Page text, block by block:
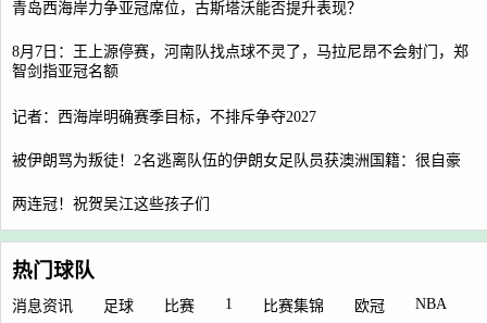
青岛西海岸力争亚冠席位，古斯塔沃能否提升表现？
8月7日：王上源停赛，河南队找点球不灵了，马拉尼昂不会射门，郑
智剑指亚冠名额
记者：西海岸明确赛季目标，不排斥争夺2027
被伊朗骂为叛徒！2名逃离队伍的伊朗女足队员获澳洲国籍：很自豪
两连冠！祝贺吴江这些孩子们
热门球队
消息资讯 足球 比赛 1 比赛集锦 欧冠 NBA